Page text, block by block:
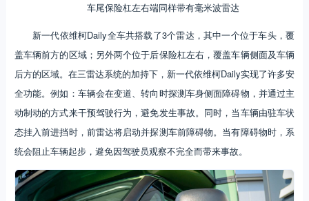
车尾保险杠左右端同样带有毫米波雷达
新一代依维柯Daily全车共搭载了3个雷达，其中一个位于车头，覆
盖车辆前方的区域；另外两个位于后保险杠左右，覆盖车辆侧面及车辆
后方的区域。在三雷达系统的加持下，新一代依维柯Daily实现了许多安
全功能。例如：车辆会在变道、转向时探测车身侧面障碍物，并通过主
动制动的方式来干预驾驶行为，避免发生事故。同时，当车辆由驻车状
态挂入前进挡时，前雷达将启动并探测车前障碍物。当有障碍物时，系
统会阻止车辆起步，避免因驾驶员观察不完全而带来事故。